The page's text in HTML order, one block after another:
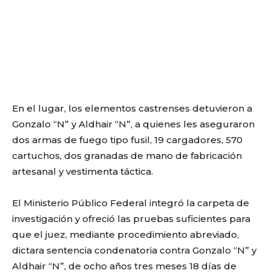
En el lugar, los elementos castrenses detuvieron a
Gonzalo “N” y Aldhair “N”, a quienes les aseguraron
dos armas de fuego tipo fusil, 19 cargadores, 570
cartuchos, dos granadas de mano de fabricación
artesanal y vestimenta táctica.
El Ministerio Público Federal integró la carpeta de
investigación y ofreció las pruebas suficientes para
que el juez, mediante procedimiento abreviado,
dictara sentencia condenatoria contra Gonzalo “N” y
Aldhair “N”, de ocho años tres meses 18 días de